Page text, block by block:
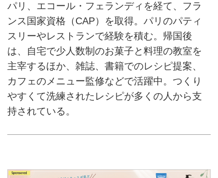
パリ、エコール・フェランディを経て、フラ
ンス国家資格（CAP）を取得。パリのパティ
スリーやレストランで経験を積む。帰国後
は、自宅で少人数制のお菓子と料理の教室を
主宰するほか、雑誌、書籍でのレシピ提案、
カフェのメニュー監修などで活躍中。つくり
やすくて洗練されたレシピが多くの人から支
持されている。